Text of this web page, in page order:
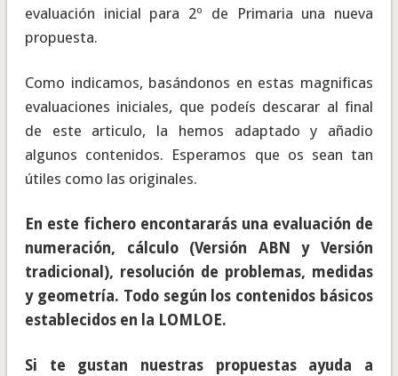
evaluación inicial para 2º de Primaria una nueva
propuesta.
Como indicamos, basándonos en estas magnificas
evaluaciones iniciales, que podeís descarar al final
de este articulo, la hemos adaptado y añadio
algunos contenidos. Esperamos que os sean tan
útiles como las originales.
En este fichero encontararás una evaluación de
numeración, cálculo (Versión ABN y Versión
tradicional), resolución de problemas, medidas
y geometría. Todo según los contenidos básicos
establecidos en la LOMLOE.
Si te gustan nuestras propuestas ayuda a